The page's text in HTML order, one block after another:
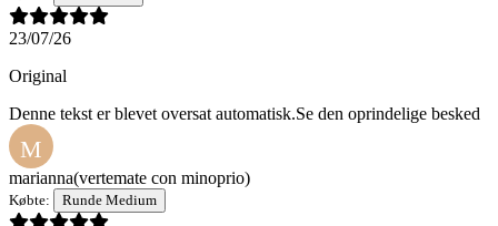
23/07/26
Original
Denne tekst er blevet oversat automatisk.Se den oprindelige besked
M
marianna(vertemate con minoprio)
Købte: Runde Medium